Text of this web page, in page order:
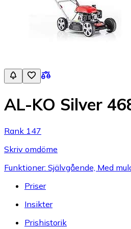
AL-KO Silver
Rank 147
Skriv omdöme
Funktioner: Självgående, Med
Priser
Insikter
Prishistorik